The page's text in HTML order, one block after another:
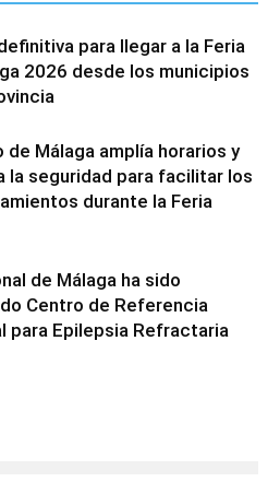
para llegar a la Feria
2026 desde los municipios
de Málaga amplía horarios y
la seguridad para facilitar los
durante la Feria
de Málaga ha sido
Centro de Referencia
para Epilepsia Refractaria